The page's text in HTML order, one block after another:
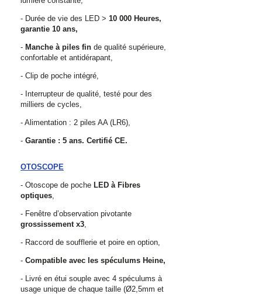
- Durée de vie des LED > 10 000 Heures,
garantie 10 ans,
- Manche à piles fin de qualité supérieure,
confortable et antidérapant,
- Clip de poche intégré,
- Interrupteur de qualité, testé pour des
milliers de cycles,
- Alimentation : 2 piles AA (LR6),
- Garantie : 5 ans. Certifié CE.
OTOSCOPE
- Otoscope de poche LED à Fibres
optiques,
- Fenêtre d’observation pivotante
grossissement x3,
- Raccord de soufflerie et poire en option,
- Compatible avec les spéculums Heine,
- Livré en étui souple avec 4 spéculums à
usage unique de chaque taille (Ø2,5mm et